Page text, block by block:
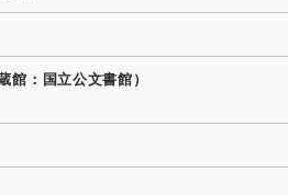
：国立公文書館）